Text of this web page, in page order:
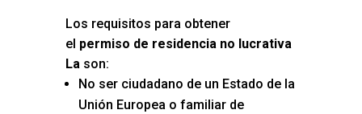
Los requisitos para obtener
el permiso de residencia no lucrativa
Lason:
No ser ciudadano de un Estado de la
Unión Europea o familiar de